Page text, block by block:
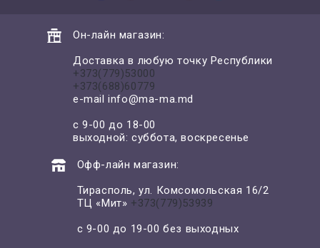
Он-лайн магазин:
Доставка в любую точку Республики
+373(779)53000
+373(688)60779
e-mailinfo@ma-ma.md
с 9-00 до 18-00
выходной: суббота, воскресенье
Офф-лайн магазин:
Тирасполь, ул. Комсомольская 16/2
ТЦ «Мит» +373(779)53939
с 9-00 до 19-00 без выходных